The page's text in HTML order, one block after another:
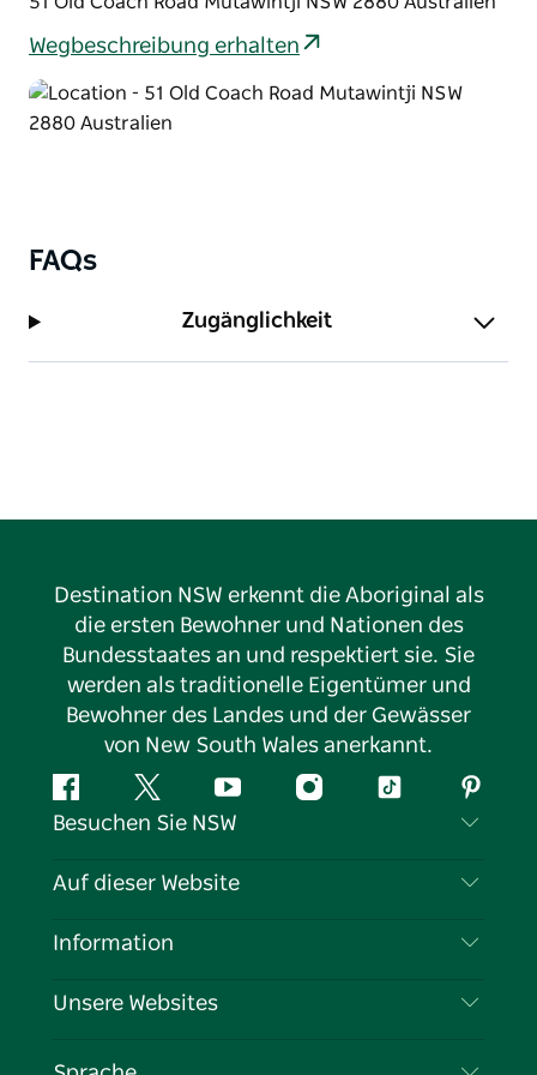
Wegbeschreibung erhalten
FAQs
Zugänglichkeit
Destination NSW erkennt die Aboriginal als
die ersten Bewohner und Nationen des
Bundesstaates an und respektiert sie. Sie
werden als traditionelle Eigentümer und
Bewohner des Landes und der Gewässer
von New South Wales anerkannt.
FacebookTwitter YouTubeInstagramTikTok
Besuchen Sie NSW
Kontaktieren Sie uns
Cookie-Hinweis
Auf dieser Website
Reiseziele
Veranstaltungen
Information
Reiseinformationen
Unsere Websites